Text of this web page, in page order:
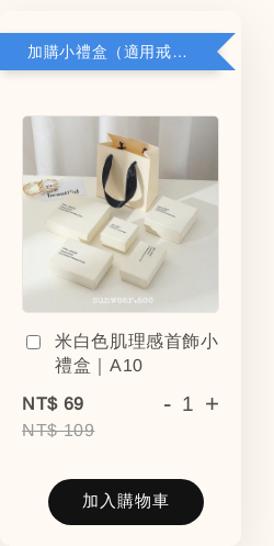
加購小禮盒（適用戒指/項鍊/耳環）5*8*2.8
米白色肌理感首飾小
禮盒｜A10
NT$ 69
NT$ 109
- +
加入購物車